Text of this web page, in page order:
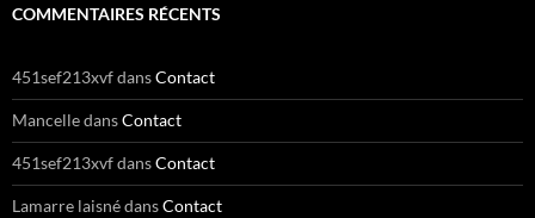
COMMENTAIRES RÉCENTS
451sef213xvfdansContact
MancelledansContact
451sef213xvfdansContact
Lamarre laisnédansContact